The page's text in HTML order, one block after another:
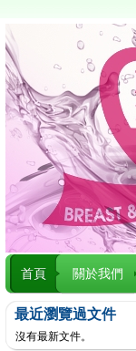
首頁 關於我們
最近瀏覽過文件
沒有最新文件。